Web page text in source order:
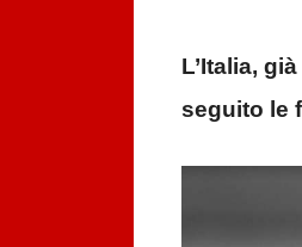
L’Italia,
seguito le